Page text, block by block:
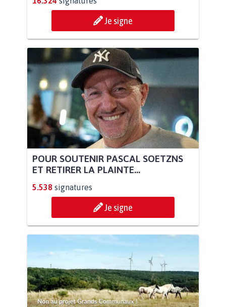
Je signe
POUR SOUTENIR PASCAL SOETZNS
ET RETIRER LA PLAINTE...
5.538 signatures
Je signe